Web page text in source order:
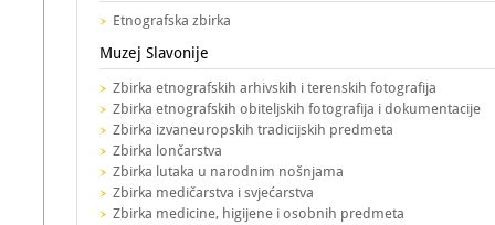
Etnografska zbirka
Muzej Slavonije
Zbirka etnografskih arhivskih i terenskih fotografija
Zbirka etnografskih obiteljskih fotografija i dokumentacije
Zbirka izvaneuropskih tradicijskih predmeta
Zbirka lončarstva
Zbirka lutaka u narodnim nošnjama
Zbirka medičarstva i svjećarstva
Zbirka medicine, higijene i osobnih predmeta